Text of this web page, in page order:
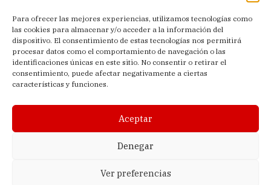
Para ofrecer las mejores experiencias, utilizamos tecnologías como
las cookies para almacenar y/o acceder a la información del
dispositivo. El consentimiento de estas tecnologías nos permitirá
procesar datos como el comportamiento de navegación o las
identificaciones únicas en este sitio. No consentir o retirar el
consentimiento, puede afectar negativamente a ciertas
características y funciones.
Aceptar
Denegar
Ver preferencias
Artículos
Semana Santa
Nosotros
Acerca de
Política de privacidad
Política de cookies (UE)